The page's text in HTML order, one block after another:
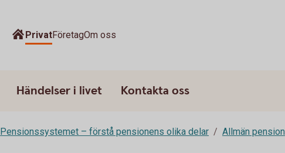
PrivatFöretagOm oss
Händelser i livet Kontakta oss
Pensionssystemet – förstå pensionens olika delar Allmän pension